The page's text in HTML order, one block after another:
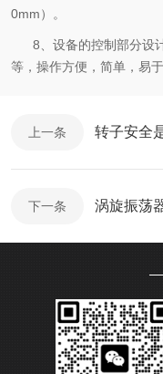
0mm）。
8、设备的控制部分设
等，操作方便，简单，易于
上一条 转子安全
下一条 涡旋振荡